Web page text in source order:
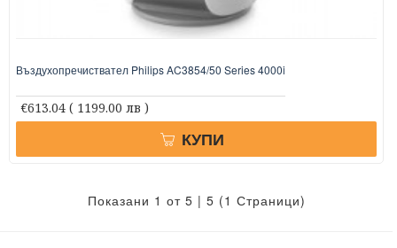
Въздухопречиствател Philips AC3854/50 Series 4000i
€613.04 ( 1199.00 лв )
КУПИ
Показани 1 от 5 | 5 (1 Страници)